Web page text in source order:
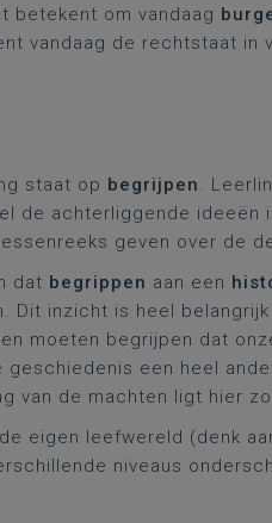
betekent om vandaag
vandaag de rechtstaat in
staat op begrijpen.
de achterliggende ideeën
geven over de
dat begrippen aan een
Dit inzicht is heel
moeten begrijpen dat
een heel
van de machten ligt hier
eigen leefwereld (denk
niveaus